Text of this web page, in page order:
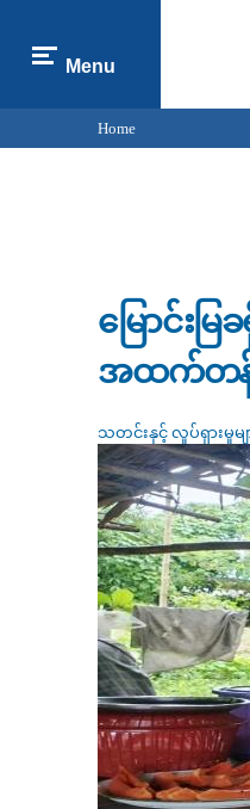
Menu
You are here
Home
မြောင်း
အထက်တန်း
သတင်းနှင့် လှုပ်ရှားမှုမျ